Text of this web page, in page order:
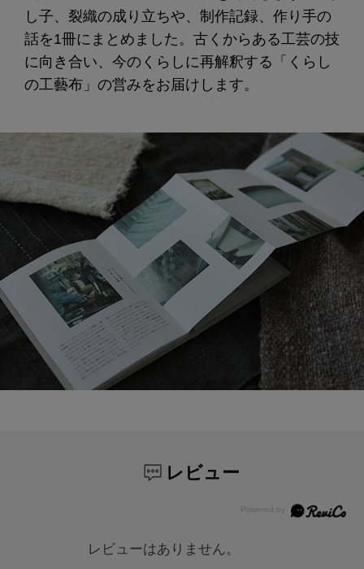
し子、裂織の成り立ちや、制作記録、作り手の
話を1冊にまとめました。古くからある工芸の技
に向き合い、今のくらしに再解釈する「くらし
の工藝布」の営みをお届けします。
レビュー
レビューはありません。